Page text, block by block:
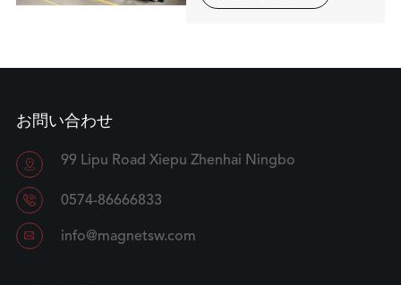
お問い合わせ
 99 Lipu Road Xiepu Zhenhai Ningbo
 0574-86666833
 info@magnetsw.com